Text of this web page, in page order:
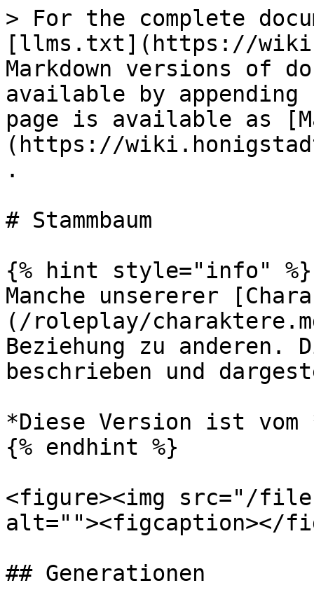
> For the complete
[llms.txt](https://
Markdown versions of
available by
page is available as
(https://
.
# Stammbaum
{% hint style="info" %}
Manche unsererer
(/roleplay/
Beziehung zu anderen.
beschrieben und
*Diese Version ist
{% endhint %}
<figure><img src="/files/
alt=""><figcaption></
## Generationen